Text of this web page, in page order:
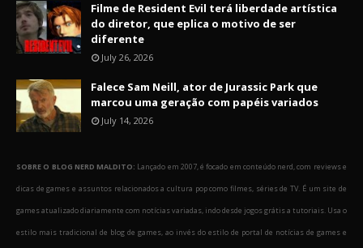
Filme de Resident Evil terá liberdade artística
do diretor, que eplica o motivo de ser
diferente
July 26, 2026
Falece Sam Neill, ator de Jurassic Park que
marcou uma geração com papéis variados
July 14, 2026
SOBRE O BLOG NERD MALDITO: Lançado em 2007, é focado em conteúdo nerd, com reviews e
dicas de games e assuntos relacionados a cultura pop como filmes, séries de TV. É um site de
games atualizado diariamente com notícias variadas, indo desde jogos grátis a tutoriais. Usa o
estilo mais tradicional de blog de games, ao invés do estilo de portal de notícias de games e